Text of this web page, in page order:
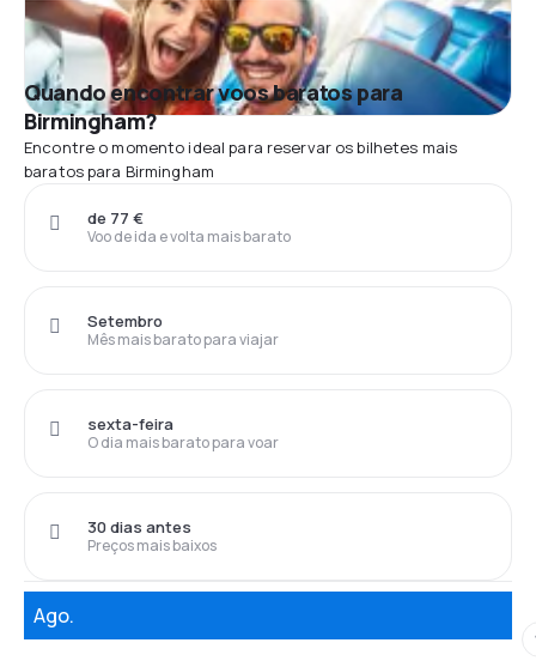
Quando encontrar voos baratos para
Birmingham?
Encontre o momento ideal para reservar os bilhetes mais
baratos para Birmingham
Voo de ida e volta mais barato
de 77 €
Mês mais barato para viajar
Setembro
O dia mais barato para voar
sexta-feira
Preços mais baixos
30 dias antes
Ago.